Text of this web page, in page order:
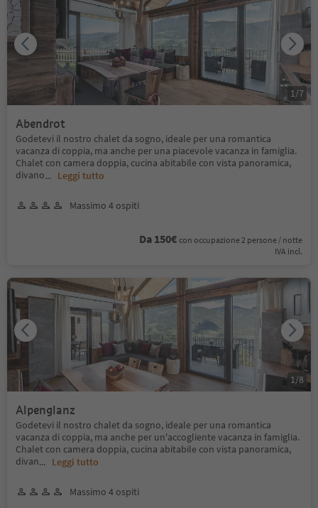
Abendrot
Godetevi il nostro chalet da sogno, ideale per una romantica
vacanza di coppia, ma anche per una piacevole vacanza in famiglia.
Chalet con camera doppia, cucina abitabile con vista panoramica,
divano... Leggi tutto
Massimo 4 ospiti
Da 150€ con occupazione 2 persone / notte
IVA incl.
1 /7
Alpenglanz
Godetevi il nostro chalet da sogno, ideale per una romantica
vacanza di coppia, ma anche per un'accogliente vacanza in famiglia.
Chalet con camera doppia, cucina abitabile con vista panoramica,
divan... Leggi tutto
Massimo 4 ospiti
1 /8